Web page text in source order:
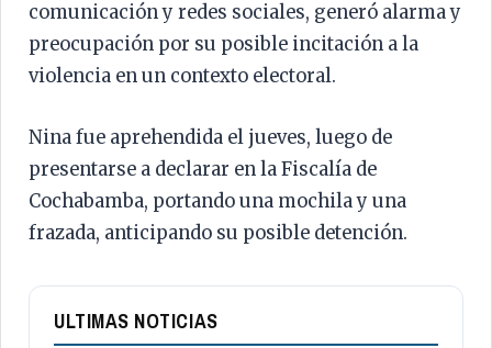
comunicación y redes sociales, generó alarma y
preocupación por su posible incitación a la
violencia en un contexto electoral.
Nina fue aprehendida el jueves, luego de
presentarse a declarar en la Fiscalía de
Cochabamba, portando una mochila y una
frazada, anticipando su posible detención.
ULTIMAS NOTICIAS